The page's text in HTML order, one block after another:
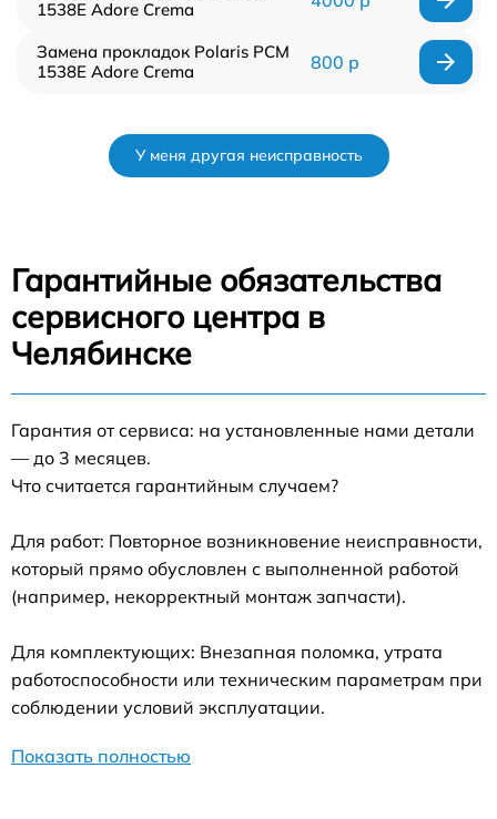
1538E Adore Crema
Замена прокладок Polaris PCM
1538E Adore Crema
800 р
У меня другая неисправность
Гарантийные обязательства
сервисного центра в
Челябинске
Гарантия от сервиса: на установленные нами детали
— до 3 месяцев.
Что считается гарантийным случаем?
Для работ: Повторное возникновение неисправности,
который прямо обусловлен с выполненной работой
(например, некорректный монтаж запчасти).
Для комплектующих: Внезапная поломка, утрата
работоспособности или техническим параметрам при
соблюдении условий эксплуатации.
Показать полностью